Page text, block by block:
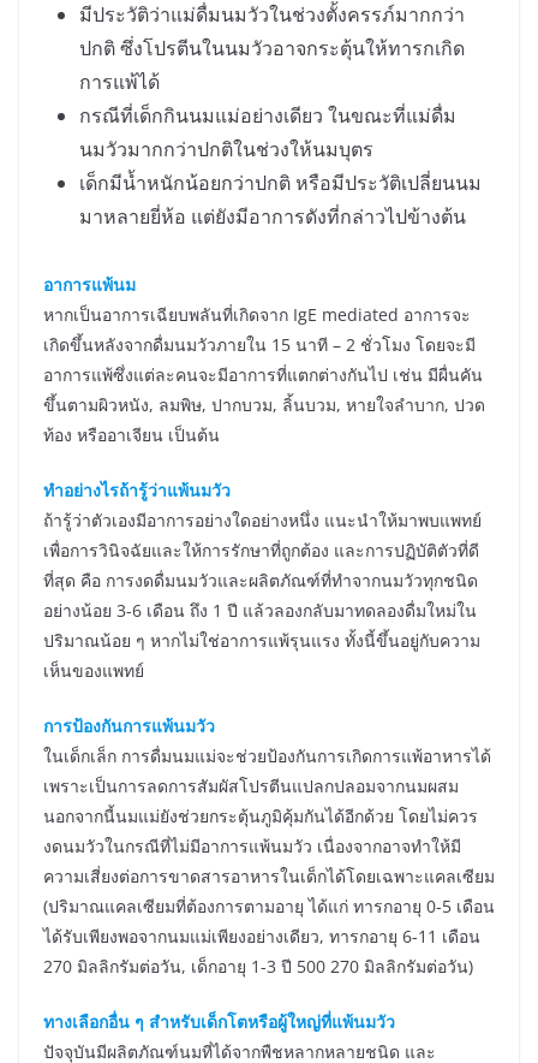
มีประวัติว่าแม่ดื่มนมวัวในช่วงตั้งครรภ์มากกว่า
ปกติ ซึ่งโปรตีนในนมวัวอาจกระตุ้นให้ทารกเกิด
การแพ้ได้
กรณีที่เด็กกินนมแม่อย่างเดียว ในขณะที่แม่ดื่ม
นมวัวมากกว่าปกติในช่วงให้นมบุตร
เด็กมีน้ำหนักน้อยกว่าปกติ หรือมีประวัติเปลี่ยนนม
มาหลายยี่ห้อ แต่ยังมีอาการดังที่กล่าวไปข้างต้น
อาการแพ้นม
หากเป็นอาการเฉียบพลันที่เกิดจาก IgE mediated อาการจะ
เกิดขึ้นหลังจากดื่มนมวัวภายใน 15 นาที – 2 ชั่วโมง โดยจะมี
อาการแพ้ซึ่งแต่ละคนจะมีอาการที่แตกต่างกันไป เช่น มีผื่นคัน
ขึ้นตามผิวหนัง, ลมพิษ, ปากบวม, ลิ้นบวม, หายใจลำบาก, ปวด
ท้อง หรืออาเจียน เป็นต้น
ทำอย่างไรถ้ารู้ว่าแพ้นมวัว
ถ้ารู้ว่าตัวเองมีอาการอย่างใดอย่างหนึ่ง แนะนำให้มาพบแพทย์
เพื่อการวินิจฉัยและให้การรักษาที่ถูกต้อง และการปฏิบัติตัวที่ดี
ที่สุด คือ การงดดื่มนมวัวและผลิตภัณฑ์ที่ทำจากนมวัวทุกชนิด
อย่างน้อย 3-6 เดือน ถึง 1 ปี แล้วลองกลับมาทดลองดื่มใหม่ใน
ปริมาณน้อย ๆ หากไม่ใช่อาการแพ้รุนแรง ทั้งนี้ขึ้นอยู่กับความ
เห็นของแพทย์
การป้องกันการแพ้นมวัว
ในเด็กเล็ก การดื่มนมแม่จะช่วยป้องกันการเกิดการแพ้อาหารได้
เพราะเป็นการลดการสัมผัสโปรตีนแปลกปลอมจากนมผสม
นอกจากนี้นมแม่ยังช่วยกระตุ้นภูมิคุ้มกันได้อีกด้วย โดยไม่ควร
งดนมวัวในกรณีที่ไม่มีอาการแพ้นมวัว เนื่องจากอาจทำให้มี
ความเสี่ยงต่อการขาดสารอาหารในเด็กได้โดยเฉพาะแคลเซียม
(ปริมาณแคลเซียมที่ต้องการตามอายุ ได้แก่ ทารกอายุ 0-5 เดือน
ได้รับเพียงพอจากนมแม่เพียงอย่างเดียว, ทารกอายุ 6-11 เดือน
270 มิลลิกรัมต่อวัน, เด็กอายุ 1-3 ปี 500 270 มิลลิกรัมต่อวัน)
ทางเลือกอื่น ๆ สำหรับเด็กโตหรือผู้ใหญ่ที่แพ้นมวัว
ปัจจุบันมีผลิตภัณฑ์นมที่ได้จากพืชหลากหลายชนิด และ